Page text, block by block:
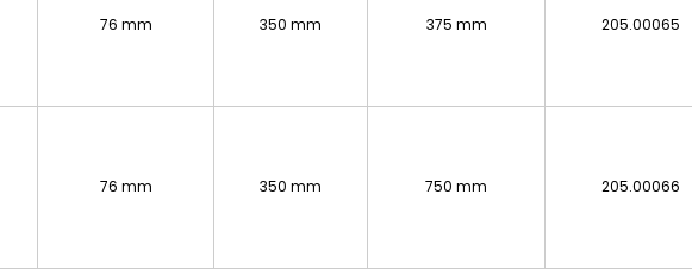
76 mm 350 mm 375 mm 205.00065
76 mm 350 mm 750 mm 205.00066